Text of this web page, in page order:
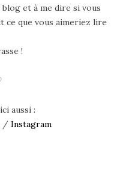
blog et à me dire si vous
ce que vous aimeriez lire
!
aussi :
/ Instagram